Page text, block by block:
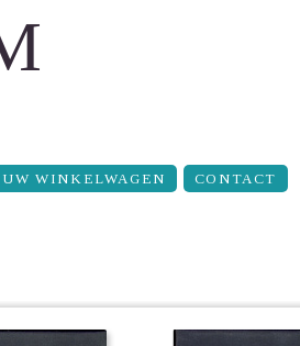
UW WINKELWAGEN CONTACT